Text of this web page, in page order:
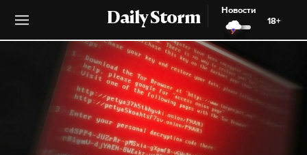
Daily Storm
Новости
18+